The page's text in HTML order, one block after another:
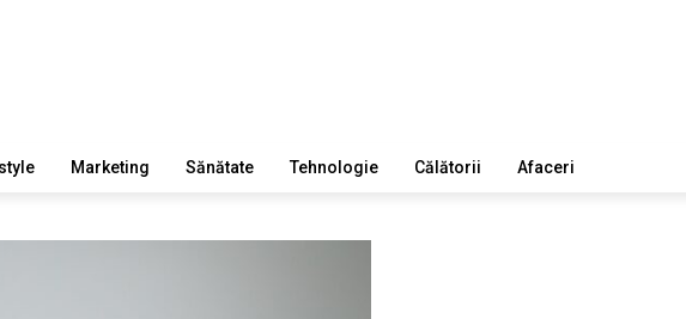
Marketing Sănătate Tehnologie Călătorii Afaceri